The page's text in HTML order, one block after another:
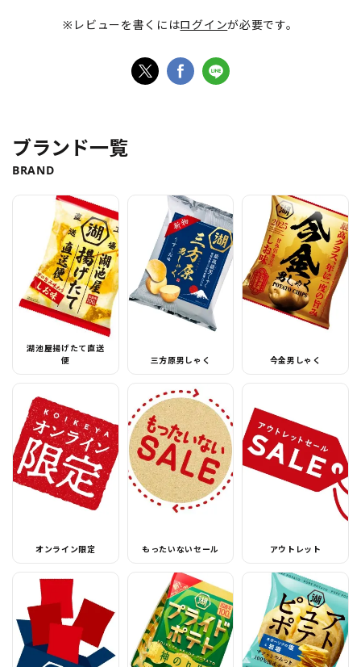
※レビューを書くにはログインが必要です。
ブランド一覧
BRAND
湖池屋揚げたて直送
便
三方原男しゃく 今金男しゃく
オンライン限定 もったいないセール アウトレット